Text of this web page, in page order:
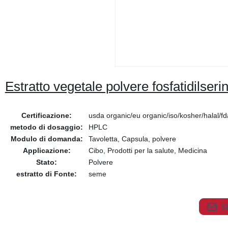
Estratto vegetale polvere
Certificazione:
usda organic/eu organic/iso/kosher/halal/
metodo di dosaggio:
HPLC
Modulo di domanda:
Tavoletta, Capsula, polvere
Applicazione:
Cibo, Prodotti per la salute, Medicina
Stato:
Polvere
estratto di Fonte:
seme